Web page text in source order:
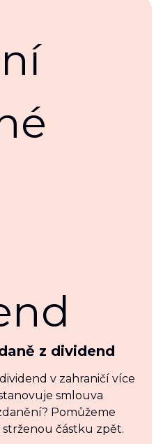
z dividend
v zahraničí více
smlouva
Pomůžeme
částku zpět.